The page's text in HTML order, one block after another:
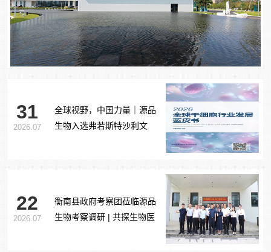
31
2026.07
全球视野，中国力量｜源品
生物入选弗若斯特沙利文
22
2026.07
衡南县政府考察团莅临源品
生物考察调研 | 共探生物医